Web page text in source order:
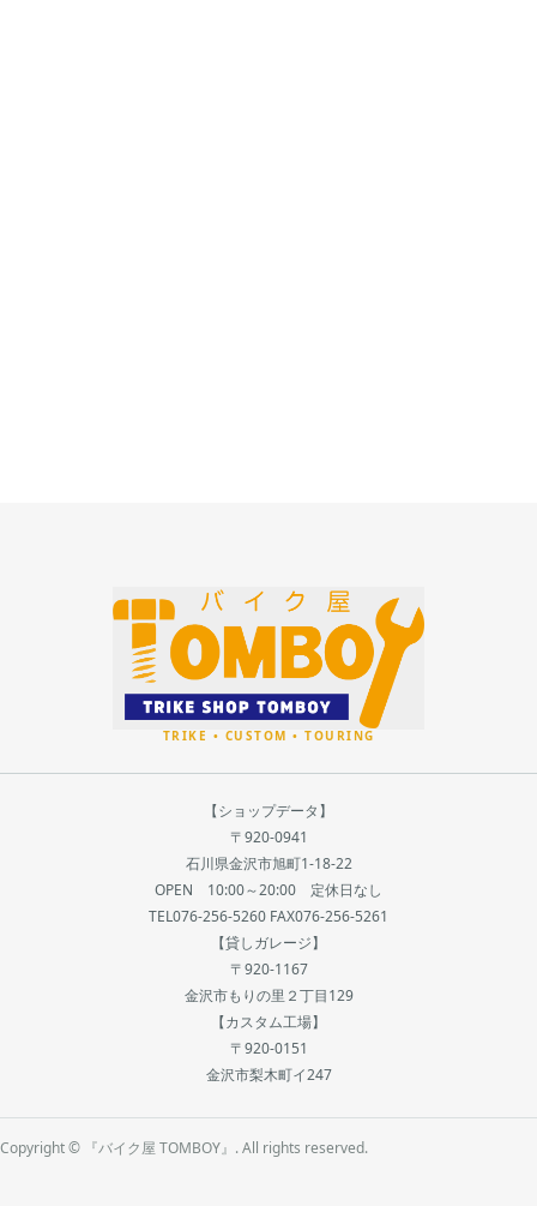
【ショップデータ】
〒920-0941
石川県金沢市旭町1-18-22
OPEN 10:00～20:00 定休日なし
TEL076-256-5260 FAX076-256-5261
【貸しガレージ】
〒920-1167
金沢市もりの里２丁目129
【カスタム工場】
〒920-0151
金沢市梨木町イ247
Copyright © 『バイク屋 TOMBOY』. All rights reserved.